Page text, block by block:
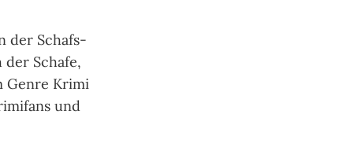
der Schafs­
der Scha­fe,
Genre Krimi
und